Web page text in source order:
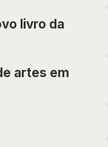
livro da
artes em